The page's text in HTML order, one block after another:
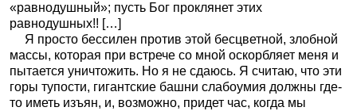
«равнодушный»; пусть Бог проклянет этих
равнодушных!! […]
Я просто бессилен против этой бесцветной, злобной
массы, которая при встрече со мной оскорбляет меня и
пытается уничтожить. Но я не сдаюсь. Я считаю, что эти
горы тупости, гигантские башни слабоумия должны где-
то иметь изъян, и, возможно, придет час, когда мы